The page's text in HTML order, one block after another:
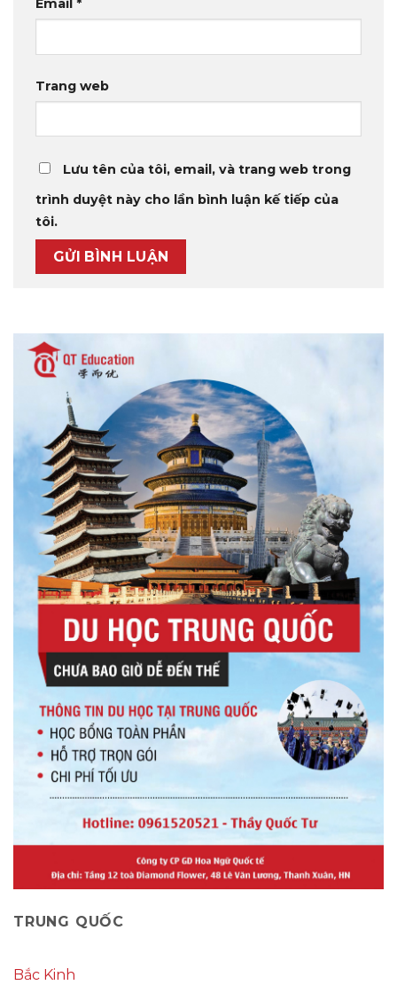
Email *
Trang web
Lưu tên của tôi, email, và trang web trong
trình duyệt này cho lần bình luận kế tiếp của
tôi.
TRUNG QUỐC
Bắc Kinh